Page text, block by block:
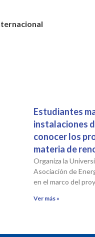
Estudiantes
instalaciones
conocer los
materia de
Organiza la
Asociación de
en el marco del
Ver más »